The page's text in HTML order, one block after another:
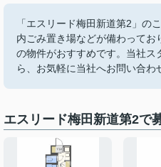
「エスリード梅田新道第2」
内ごみ置き場などが備わって
の物件がおすすめです。当社ス
ら、お気軽に当社へお問い合わ
エスリード梅田新道第2で